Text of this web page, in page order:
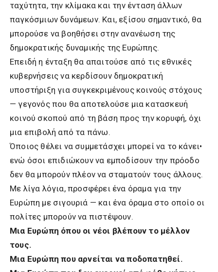
ταχύτητα, την κλίμακα και την ένταση άλλων
παγκόσμιων δυνάμεων. Και, εξίσου σημαντικό, θα
μπορούσε να βοηθήσει στην ανανέωση της
δημοκρατικής δυναμικής της Ευρώπης.
Επειδή η ένταξη θα απαιτούσε από τις εθνικές
κυβερνήσεις να κερδίσουν δημοκρατική
υποστήριξη για συγκεκριμένους κοινούς στόχους
— γεγονός που θα αποτελούσε μια κατασκευή
κοινού σκοπού από τη βάση προς την κορυφή, όχι
μια επιβολή από τα πάνω.
Όποιος θέλει να συμμετάσχει μπορεί να το κάνει•
ενώ όσοι επιδιώκουν να εμποδίσουν την πρόοδο
δεν θα μπορούν πλέον να σταματούν τους άλλους.
Με λίγα λόγια, προσφέρει ένα όραμα για την
Ευρώπη με σιγουριά — και ένα όραμα στο οποίο οι
πολίτες μπορούν να πιστέψουν.
Μια Ευρώπη όπου οι νέοι βλέπουν το μέλλον
τους.
Μια Ευρώπη που αρνείται να ποδοπατηθεί.